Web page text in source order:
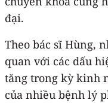
đại.
Theo bác sĩ Hùng,
quan với các dấu
tăng trong kỳ kinh
của nhiều bệnh lý